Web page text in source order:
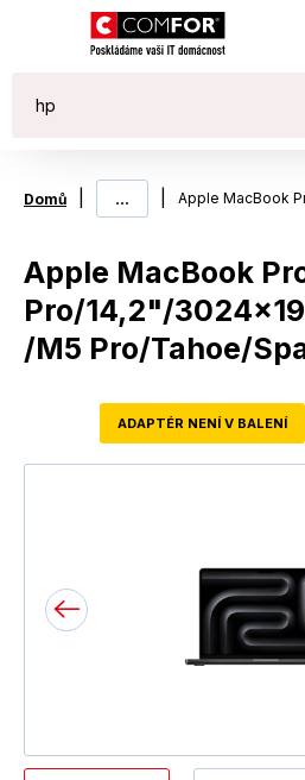
Domů ...
Apple MacBook
Pro/14,2"/
/M5 Pro/Tahoe/
ADAPTÉR NENÍ V BALENÍ